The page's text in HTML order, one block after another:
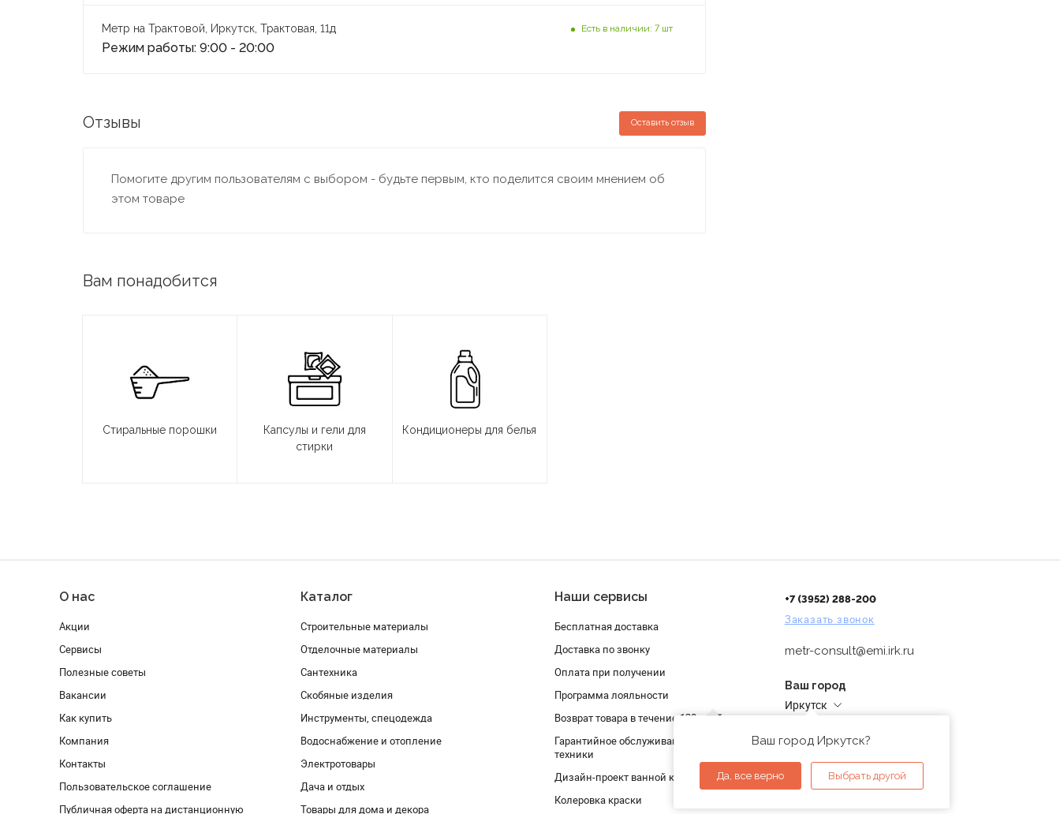
Метр на Трактовой, Иркутск, Трактовая, 11д
Режим работы: 9:00 - 20:00
Есть в наличии: 7 шт
Отзывы Оставить отзыв
Помогите другим пользователям с выбором - будьте первым, кто поделится своим мнением об
этом товаре
Вам понадобится
Стиральные порошки
Капсулы и гели для
стирки
Кондиционеры для белья
О нас
Акции
Сервисы
Полезные советы
Вакансии
Как купить
Компания
Контакты
Пользовательское соглашение
Публичная оферта на дистанционную
Каталог
Строительные материалы
Отделочные материалы
Сантехника
Скобяные изделия
Инструменты, спецодежда
Водоснабжение и отопление
Электротовары
Дача и отдых
Товары для дома и декора
Наши сервисы
Бесплатная доставка
Доставка по звонку
Оплата при получении
Программа лояльности
Возврат товара в течение 120 дней
Гарантийное обслуживание и проверка
техники
Дизайн-проект ванной комнаты
Колеровка краски
+7 (3952) 288-200
Заказать звонок
metr-consult@emi.irk.ru
Ваш город
Иркутск
Ваш город Иркутск?
Да, все верно Выбрать другой